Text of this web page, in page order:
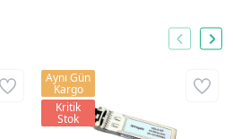
Aynı Gün
Kargo
Kritik
Stok